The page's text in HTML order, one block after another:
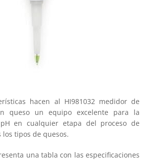
hacen al HI981032 medidor de
queso un equipo excelente para la
en cualquier etapa del proceso de
tipos de quesos.
una tabla con las especificaciones